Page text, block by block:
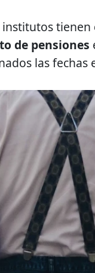
tienen
de pensiones
las fechas